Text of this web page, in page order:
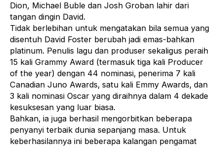
Dion, Michael Buble dan Josh Groban lahir dari
tangan dingin David.
Tidak berlebihan untuk mengatakan bila semua yang
disentuh David Foster berubah jadi emas-bahkan
platinum. Penulis lagu dan produser sekaligus peraih
15 kali Grammy Award (termasuk tiga kali Producer
of the year) dengan 44 nominasi‚ penerima 7 kali
Canadian Juno Awards‚ satu kali Emmy Awards‚ dan
3 kali nominasi Oscar yang diraihnya dalam 4 dekade
kesuksesan yang luar biasa.
Bahkan‚ ia juga berhasil mengorbitkan beberapa
penyanyi terbaik dunia sepanjang masa. Untuk
keberhasilannya ini beberapa kalangan pengamat